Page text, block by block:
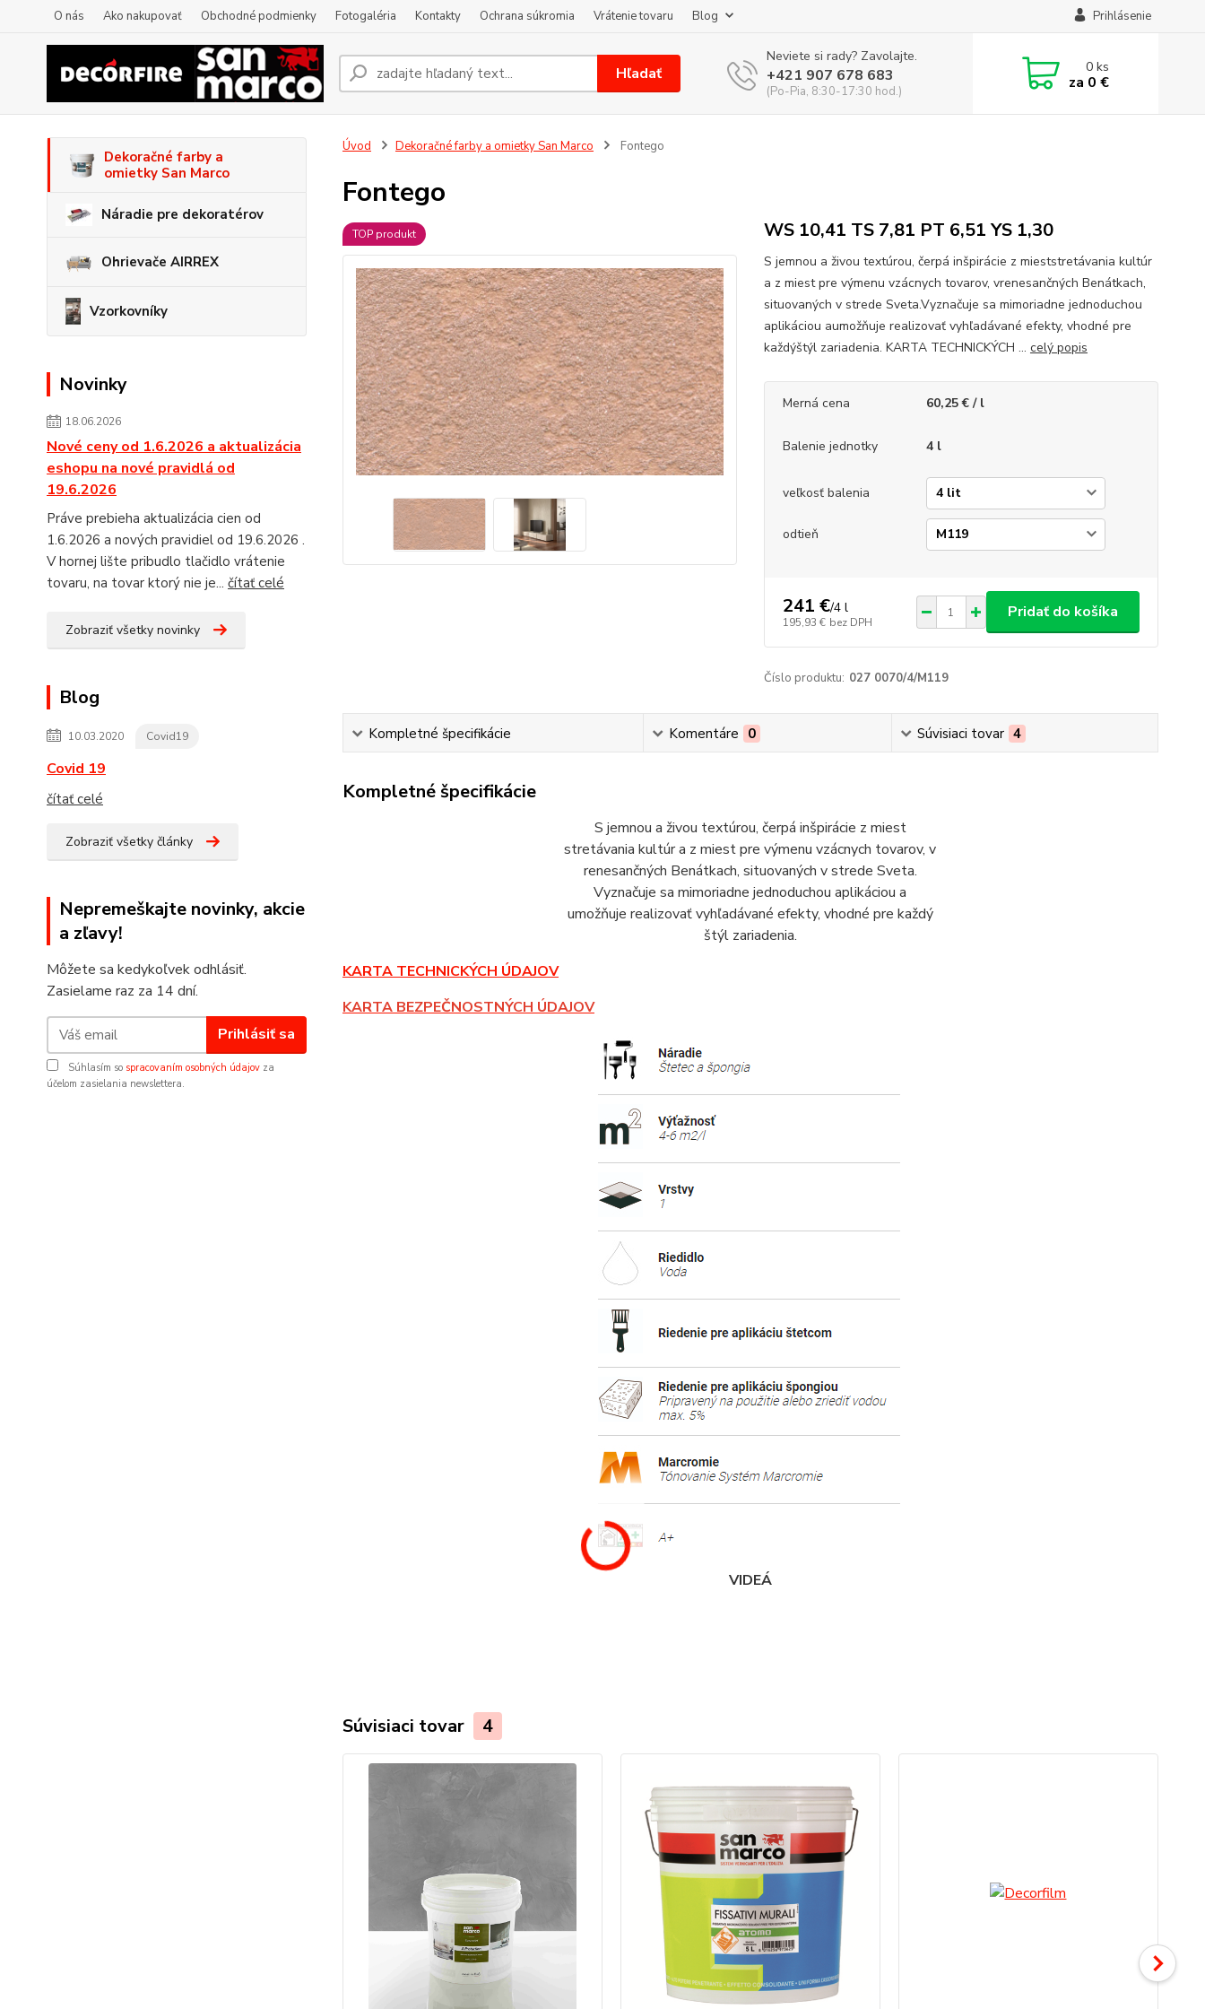
O nás Ako nakupovať Obchodné podmienky Fotogaléria Kontakty Ochrana súkromia Vrátenie tovaru Blog Prihlásenie
Hľadať
Neviete si rady? Zavolajte.
+421 907 678 683
(Po-Pia, 8:30-17:30 hod.)
0ks
za 0 €
Dekoračné farby a
omietky San Marco
Náradie pre dekoratérov
Ohrievače AIRREX
Vzorkovníky
Novinky
18.06.2026
Nové ceny od 1.6.2026 a aktualizácia
eshopu na nové pravidlá od
19.6.2026
Práve prebieha aktualizácia cien od
1.6.2026 a nových pravidiel od 19.6.2026 .
V hornej lište pribudlo tlačidlo vrátenie
tovaru, na tovar ktorý nie je... čítať celé
Zobraziť všetky novinky
Blog
10.03.2020 Covid19
Covid 19
čítať celé
Zobraziť všetky články
Nepremeškajte novinky, akcie
a zľavy!
Môžete sa kedykoľvek odhlásiť.
Zasielame raz za 14 dní.
Prihlásiť sa
Súhlasím so spracovaním osobných údajov za
účelom zasielania newslettera.
Úvod Dekoračné farby a omietky San Marco Fontego
Fontego
TOP produkt WS 10,41 TS 7,81 PT 6,51 YS 1,30
S jemnou a živou textúrou, čerpá inšpirácie z mieststretávania kultúr
a z miest pre výmenu vzácnych tovarov, vrenesančných Benátkach,
situovaných v strede Sveta.Vyznačuje sa mimoriadne jednoduchou
aplikáciou aumožňuje realizovať vyhľadávané efekty, vhodné pre
každýštýl zariadenia. KARTA TECHNICKÝCH ... celý popis
Merná cena 60,25 € / l
Balenie jednotky 4 l
veľkosť balenia
odtieň
241 €/4 l
195,93 € bez DPH
Pridať do košíka
Číslo produktu: 027 0070/4/M119
Kompletné špecifikácie Komentáre 0 Súvisiaci tovar 4
Kompletné špecifikácie
S jemnou a živou textúrou, čerpá inšpirácie z miest
stretávania kultúr a z miest pre výmenu vzácnych tovarov, v
renesančných Benátkach, situovaných v strede Sveta.
Vyznačuje sa mimoriadne jednoduchou aplikáciou a
umožňuje realizovať vyhľadávané efekty, vhodné pre každý
štýl zariadenia.
KARTA TECHNICKÝCH ÚDAJOV
KARTA BEZPEČNOSTNÝCH ÚDAJOV
VIDEÁ
Súvisiaci tovar 4